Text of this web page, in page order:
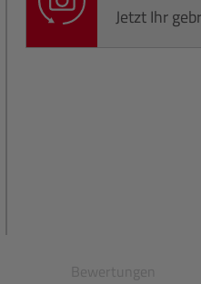
Jetzt Ihr
Bewertungen